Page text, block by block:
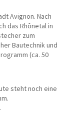
Avignon. Nach
das Rhônetal in
zum
Bautechnik und
(ca. 50
steht noch eine